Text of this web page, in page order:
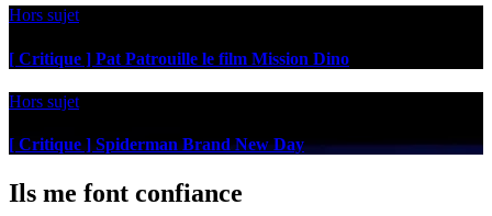
Hors sujet
[ Critique ] Pat Patrouille le film Mission Dino
Hors sujet
[ Critique ] Spiderman Brand New Day
Ils me font confiance